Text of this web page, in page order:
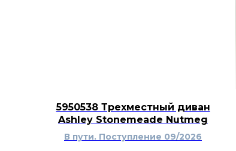
5950538 Трехместный диван
Ashley Stonemeade Nutmeg
В пути. Поступление 09/2026